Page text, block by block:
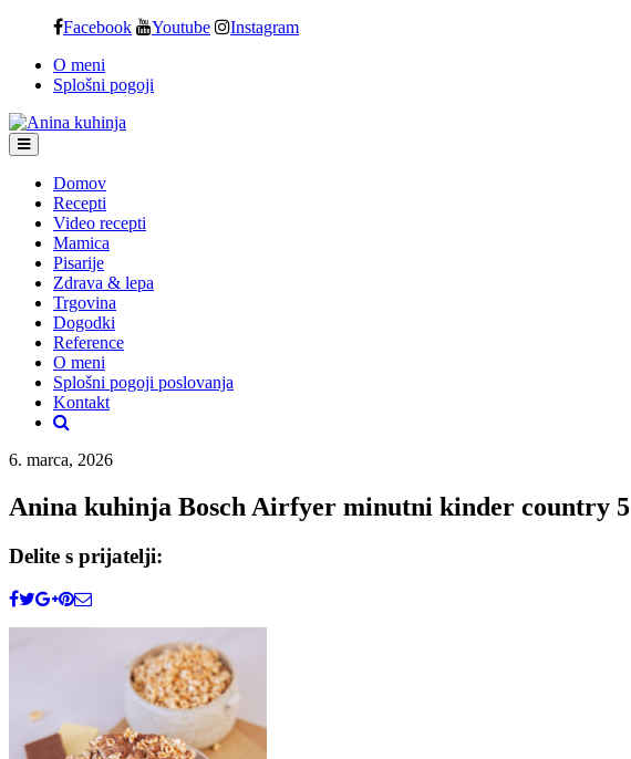
content
Facebook Youtube Instagram
O meni
Splošni pogoji
Domov
Recepti
Video recepti
Mamica
Pisarije
Zdrava & lepa
Trgovina
Dogodki
Reference
O meni
Splošni pogoji poslovanja
Kontakt
6. marca, 2026
Anina kuhinja Bosch Airfyer minutni kinder country 5
Delite s prijatelji: